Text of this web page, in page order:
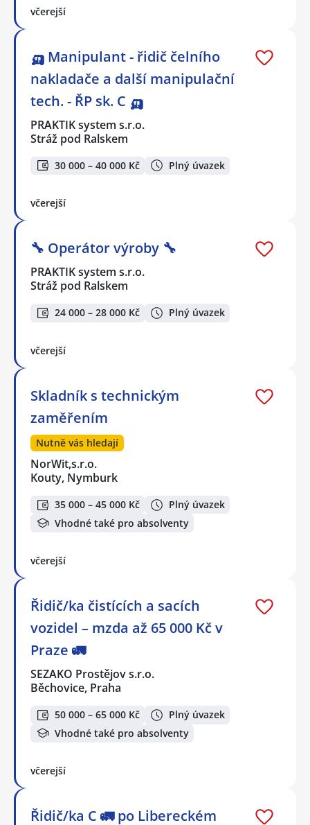
včerejší
🛺 Manipulant - řidič čelního
nakladače a další manipulační
tech. - ŘP sk. C 🛺
PRAKTIK system s.r.o.
Stráž pod Ralskem
30 000 – 40 000 Kč Plný úvazek
včerejší
🔧 Operátor výroby 🔧
PRAKTIK system s.r.o.
Stráž pod Ralskem
24 000 – 28 000 Kč Plný úvazek
včerejší
Skladník s technickým
zaměřením
Nutně vás hledají
NorWit,s.r.o.
Kouty, Nymburk
35 000 – 45 000 Kč
Plný úvazek
Vhodné také pro absolventy
včerejší
Řidič/ka čistících a sacích
vozidel – mzda až 65 000 Kč v
Praze 🚛
SEZAKO Prostějov s.r.o.
Běchovice, Praha
50 000 – 65 000 Kč
Plný úvazek
Vhodné také pro absolventy
včerejší
Řidič/ka C 🚛 po Libereckém